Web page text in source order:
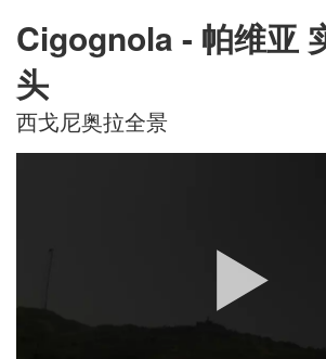
Cigognola - 帕维亚
头
西戈尼奥拉全景